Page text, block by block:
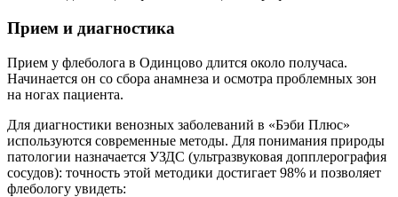
Прием и диагностика
Прием у флеболога в Одинцово длится около получаса.
Начинается он со сбора анамнеза и осмотра проблемных зон
на ногах пациента.
Для диагностики венозных заболеваний в «Бэби Плюс»
используются современные методы. Для понимания природы
патологии назначается УЗДС (ультразвуковая допплерография
сосудов): точность этой методики достигает 98% и позволяет
флебологу увидеть: